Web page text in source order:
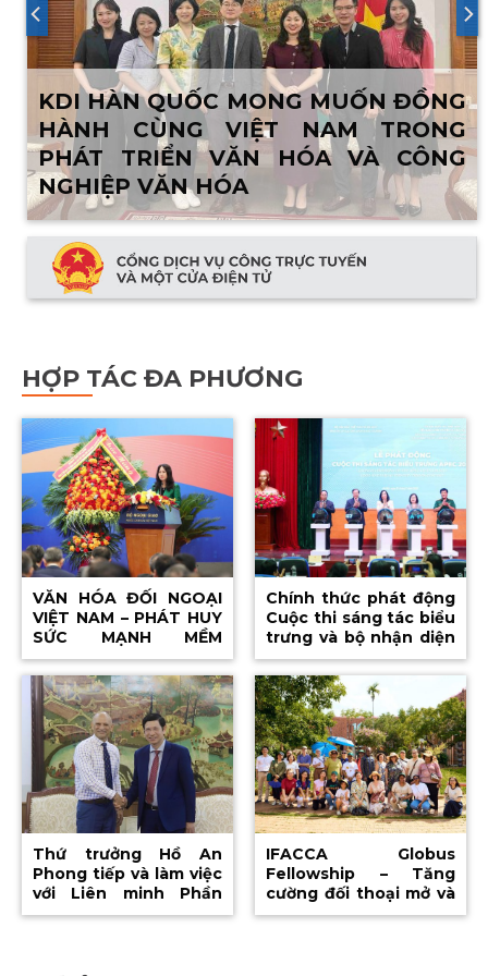
KDI HÀN QUỐC MONG MUỐN ĐỒNG
HÀNH CÙNG VIỆT NAM TRONG
PHÁT TRIỂN VĂN HÓA VÀ CÔNG
NGHIỆP VĂN HÓA
HỢP TÁC ĐA PHƯƠNG
VĂN HÓA ĐỐI NGOẠI
VIỆT NAM – PHÁT HUY
SỨC MẠNH MỀM
THÀNH ĐỘNG LỰC
PHÁT TRIỂN ĐẤT
NƯỚC
Chính thức phát động
Cuộc thi sáng tác biểu
trưng và bộ nhận diện
hình ảnh APEC Việt
Nam 2027
Thứ trưởng Hồ An
Phong tiếp và làm việc
với Liên minh Phần
mềm Doanh nghiệp:
quyền phần mềm công
IFACCA Globus
Fellowship – Tăng
cường đối thoại mở và
chia sẻ kinh nghiệm